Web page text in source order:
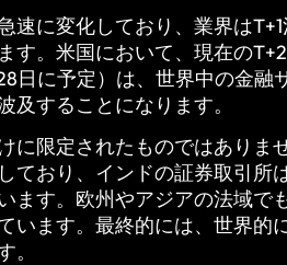
速に変化しており、業界は
す。米国において、現在の
日に予定）は、世界中の金融
及することになります。
に限定されたものではありま
ており、インドの証券取引所
ます。欧州やアジアの法域で
います。最終的には、世界的
。